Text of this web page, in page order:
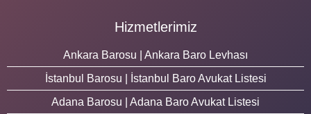
Hizmetlerimiz
Ankara Barosu | Ankara Baro Levhası
İstanbul Barosu | İstanbul Baro Avukat Listesi
Adana Barosu | Adana Baro Avukat Listesi